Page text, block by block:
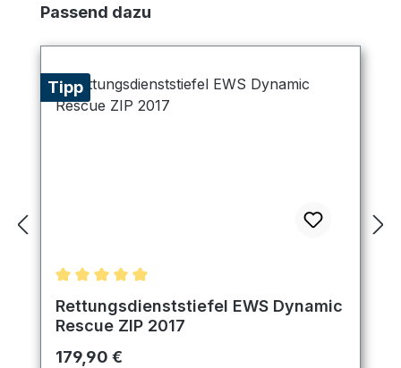
Produktgalerie überspringen
Passend dazu
Tipp
Durchschnittliche Bewertung von 4.89 von 5
Rettungsdienststiefel EWS Dynamic
Rescue ZIP 2017
Regulärer Preis:
179,90 €